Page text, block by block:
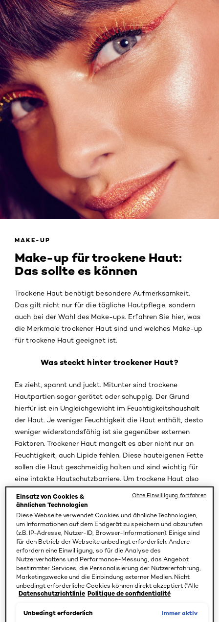
MAKE-UP
Make-up für trockene Haut:
Das sollte es können
Trockene Haut benötigt besondere Aufmerksamkeit.
Das gilt nicht nur für die tägliche Hautpflege, sondern
auch bei der Wahl des Make-ups. Erfahren Sie hier, was
die Merkmale trockener Haut sind und welches Make-up
für trockene Haut geeignet ist.
Was steckt hinter trockener Haut?
Es zieht, spannt und juckt. Mitunter sind trockene
Hautpartien sogar gerötet oder schuppig. Der Grund
hierfür ist ein Ungleichgewicht im Feuchtigkeitshaushalt
der Haut. Je weniger Feuchtigkeit die Haut enthält, desto
weniger widerstandsfähig ist sie gegenüber externen
Faktoren. Trockener Haut mangelt es aber nicht nur an
Feuchtigkeit, auch Lipide fehlen. Diese hauteigenen Fette
sollen die Haut geschmeidig halten und sind wichtig für
eine intakte Hautschutzbarriere. Um trockene Haut also
Feuchtigkeit spenden und nährende Öle enthalten. Das
gilt auch für Ihr Make-up!
Welche Wirkstoffe können trockener Haut
helfen?
Trockene Haut muss gut gepflegt werden. Wirkstoffe wie
Hyaluron und Glycerin versorgen die Haut mit wertvoller
Feuchtigkeit. Um der Haut auch die benötigten Lipide
empfehlenswert. Eine optimal aufeinander abgestimmte
Einsatz von Cookies &
ähnlichen Technologien
Diese Webseite verwendet Cookies und ähnliche Technologien,
um Informationen auf dem Endgerät zu speichern und abzurufen
(z.B. IP-Adresse, Nutzer-ID, Browser-Informationen). Einige sind
für den Betrieb der Webseite unbedingt erforderlich. Andere
erfordern eine Einwilligung, so für die Analyse des
Nutzerverhaltens und Performance-Messung, das Angebot
bestimmter Services, die Personalisierung der Nutzererfahrung,
Marketingzwecke und die Einbindung externer Medien. Nicht
unbedingt erforderliche Cookies können direkt akzeptiert ("Alle
akzeptieren") oder abgelehnt ("Ohne Einwilligung fortfahren")
ebenfalls möglich und speicherbar ("Auswahl speichern"). Die
Datenschutzrichtlinie Politique de confidentialité
Unbedingt erforderlich Immer aktiv
Ohne Einwilligung fortfahren